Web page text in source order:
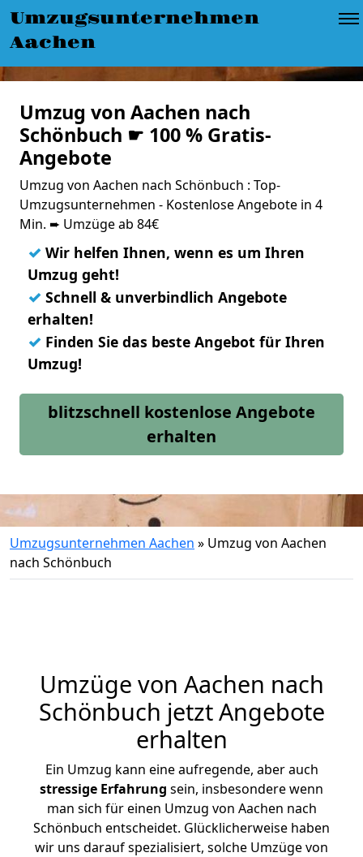
Umzugsunternehmen
Aachen
Umzug von Aachen nach
Schönbuch ☛ 100 % Gratis-
Angebote
Umzug von Aachen nach Schönbuch : Top-
Umzugsunternehmen - Kostenlose Angebote in 4
Min. ➨ Umzüge ab 84€
✓ Wir helfen Ihnen, wenn es um Ihren
Umzug geht!
✓ Schnell & unverbindlich Angebote
erhalten!
✓ Finden Sie das beste Angebot für Ihren
Umzug!
blitzschnell kostenlose Angebote
erhalten
Umzugsunternehmen Aachen » Umzug von Aachen
nach Schönbuch
Umzüge von Aachen nach
Schönbuch jetzt Angebote
erhalten
Ein Umzug kann eine aufregende, aber auch
stressige Erfahrung sein, insbesondere wenn
man sich für einen Umzug von Aachen nach
Schönbuch entscheidet. Glücklicherweise haben
wir uns darauf spezialisiert, solche Umzüge von